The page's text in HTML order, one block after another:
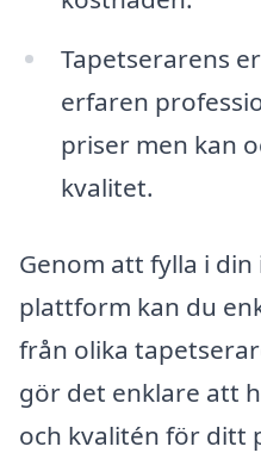
Tapetserarens
erfaren
priser men kan
kvalitet.
Genom att fylla i
plattform kan du
från olika
gör det enklare att
och kvalitén för ditt